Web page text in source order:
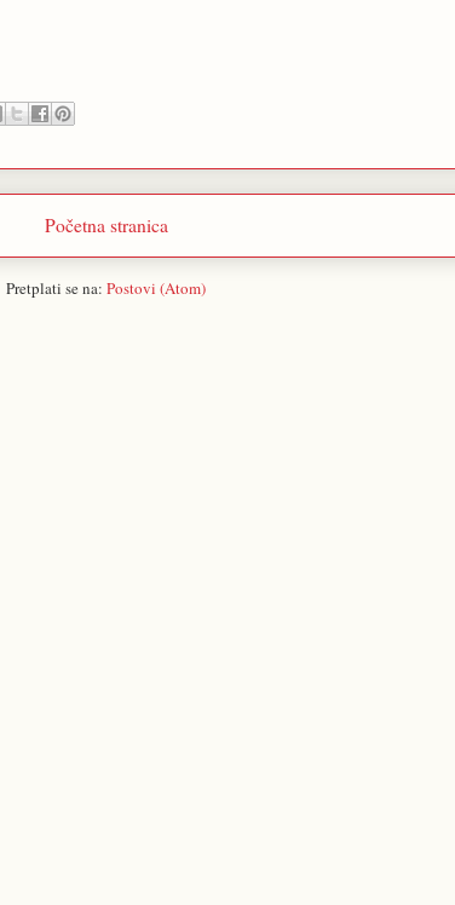
Početna stranica
Pretplati se na: Postovi (Atom)